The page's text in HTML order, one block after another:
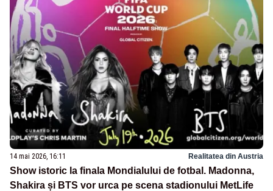
14 mai 2026, 16:11 Realitatea din Austria
Show istoric la finala Mondialului de fotbal. Madonna,
Shakira și BTS vor urca pe scena stadionului MetLife